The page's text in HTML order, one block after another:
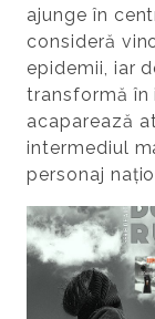
ajunge în
consideră
epidemii, iar
transformă în
acaparează
intermediul
personaj